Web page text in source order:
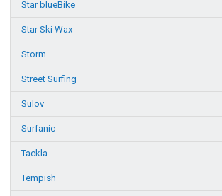
Star blueBike
Star Ski Wax
Storm
Street Surfing
Sulov
Surfanic
Tackla
Tempish